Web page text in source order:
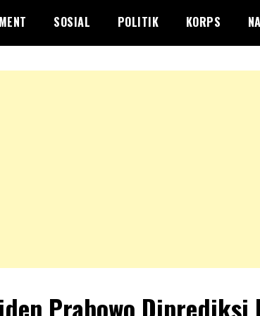
SOSIAL POLITIK KORPS
Prabowo Diprediksi